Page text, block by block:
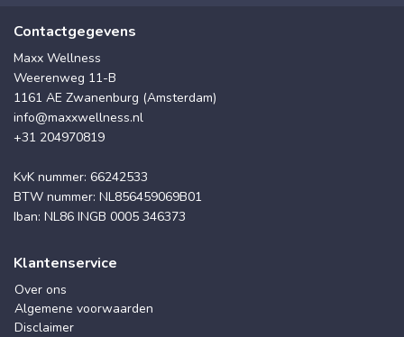
Contactgegevens
Maxx Wellness
Weerenweg 11-B
1161 AE Zwanenburg (Amsterdam)
info@maxxwellness.nl
+31 204970819
KvK nummer: 66242533
BTW nummer: NL856459069B01
Iban: NL86 INGB 0005 346373
Klantenservice
Over ons
Algemene voorwaarden
Disclaimer